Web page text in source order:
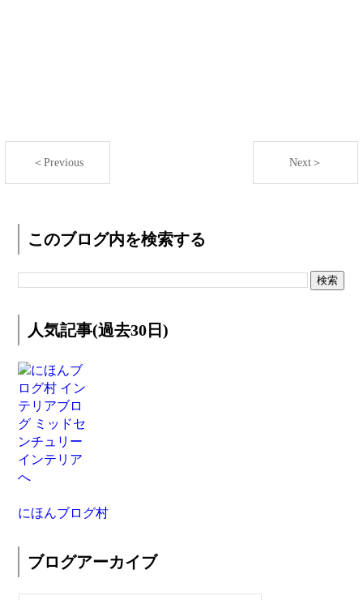
＜Previous Next＞
このブログ内を検索する
人気記事(過去30日)
にほんブログ村
ブログアーカイブ